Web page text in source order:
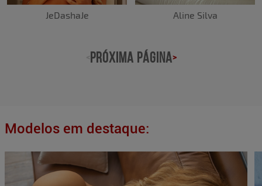
JeDashaJe Aline Silva
PRÓXIMA PÁGINA>
Modelos em destaque: